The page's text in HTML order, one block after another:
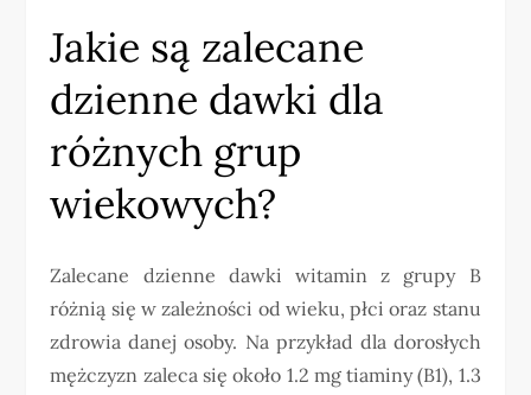
Jakie są zalecane
dzienne dawki dla
różnych grup
wiekowych?
Zalecane dzienne dawki witamin z grupy B
różnią się w zależności od wieku, płci oraz stanu
zdrowia danej osoby. Na przykład dla dorosłych
mężczyzn zaleca się około 1.2 mg tiaminy (B1), 1.3